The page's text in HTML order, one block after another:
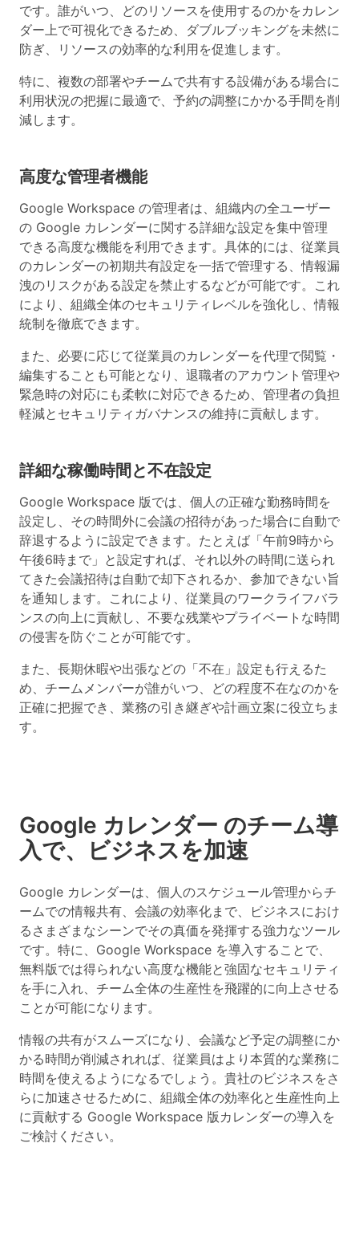
です。誰がいつ、どのリソースを使用するのかをカレン
ダー上で可視化できるため、ダブルブッキングを未然に
防ぎ、リソースの効率的な利用を促進します。
特に、複数の部署やチームで共有する設備がある場合に
利用状況の把握に最適で、予約の調整にかかる手間を削
減します。
高度な管理者機能
Google Workspace の管理者は、組織内の全ユーザー
の Google カレンダーに関する詳細な設定を集中管理
できる高度な機能を利用できます。具体的には、従業員
のカレンダーの初期共有設定を一括で管理する、情報漏
洩のリスクがある設定を禁止するなどが可能です。これ
により、組織全体のセキュリティレベルを強化し、情報
統制を徹底できます。
また、必要に応じて従業員のカレンダーを代理で閲覧・
編集することも可能となり、退職者のアカウント管理や
緊急時の対応にも柔軟に対応できるため、管理者の負担
軽減とセキュリティガバナンスの維持に貢献します。
詳細な稼働時間と不在設定
Google Workspace 版では、個人の正確な勤務時間を
設定し、その時間外に会議の招待があった場合に自動で
辞退するように設定できます。たとえば「午前9時から
午後6時まで」と設定すれば、それ以外の時間に送られ
てきた会議招待は自動で却下されるか、参加できない旨
を通知します。これにより、従業員のワークライフバラ
ンスの向上に貢献し、不要な残業やプライベートな時間
の侵害を防ぐことが可能です。
また、長期休暇や出張などの「不在」設定も行えるた
め、チームメンバーが誰がいつ、どの程度不在なのかを
正確に把握でき、業務の引き継ぎや計画立案に役立ちま
す。
Google カレンダー のチーム導
入で、ビジネスを加速
Google カレンダーは、個人のスケジュール管理からチ
ームでの情報共有、会議の効率化まで、ビジネスにおけ
るさまざまなシーンでその真価を発揮する強力なツール
です。特に、Google Workspace を導入することで、
無料版では得られない高度な機能と強固なセキュリティ
を手に入れ、チーム全体の生産性を飛躍的に向上させる
ことが可能になります。
情報の共有がスムーズになり、会議など予定の調整にか
かる時間が削減されれば、従業員はより本質的な業務に
時間を使えるようになるでしょう。貴社のビジネスをさ
らに加速させるために、組織全体の効率化と生産性向上
に貢献する Google Workspace 版カレンダーの導入を
ご検討ください。